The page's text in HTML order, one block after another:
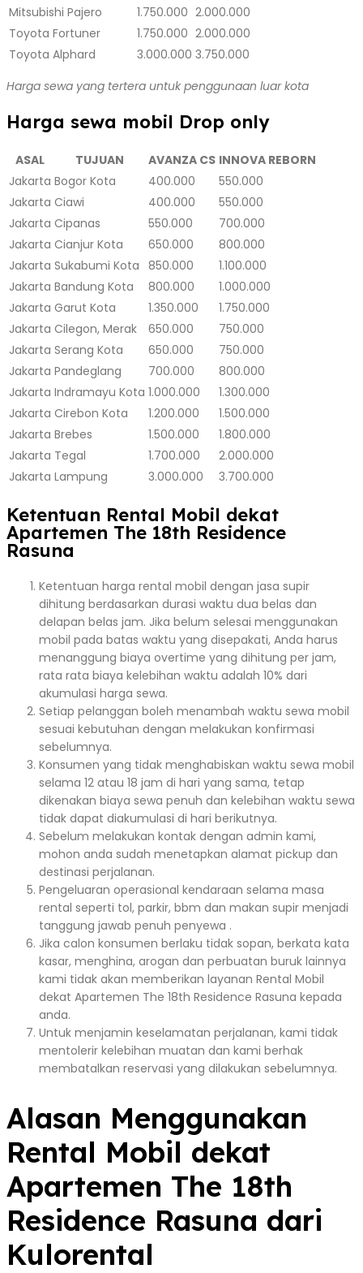
Mitsubishi Pajero
1.750.000 2.000.000
Toyota Fortuner
1.750.000 2.000.000
Toyota Alphard
3.000.000 3.750.000
Harga sewa yang tertera untuk penggunaan luar kota
Harga sewa mobil Drop only
ASAL TUJUAN AVANZA CS INNOVA REBORN
Jakarta Bogor Kota 400.000
550.000
Jakarta Ciawi 400.000
550.000
Jakarta Cipanas 550.000
700.000
Jakarta Cianjur Kota 650.000
800.000
Jakarta Sukabumi Kota 850.000
1.100.000
Jakarta Bandung Kota 800.000
1.000.000
Jakarta Garut Kota 1.350.000
1.750.000
Jakarta Cilegon, Merak 650.000
750.000
Jakarta Serang Kota 650.000
750.000
Jakarta Pandeglang 700.000
800.000
Jakarta Indramayu Kota 1.000.000
1.300.000
Jakarta Cirebon Kota 1.200.000
1.500.000
Jakarta Brebes 1.500.000
1.800.000
Jakarta Tegal 1.700.000
2.000.000
Jakarta Lampung 3.000.000 3.700.000
Ketentuan Rental Mobil dekat
Apartemen The 18th Residence
Rasuna
Ketentuan harga rental mobil dengan jasa supir
dihitung berdasarkan durasi waktu dua belas dan
delapan belas jam. Jika belum selesai menggunakan
mobil pada batas waktu yang disepakati, Anda harus
menanggung biaya overtime yang dihitung per jam,
rata rata biaya kelebihan waktu adalah 10% dari
akumulasi harga sewa.
Setiap pelanggan boleh menambah waktu sewa mobil
sesuai kebutuhan dengan melakukan konfirmasi
sebelumnya.
Konsumen yang tidak menghabiskan waktu sewa mobil
selama 12 atau 18 jam di hari yang sama, tetap
dikenakan biaya sewa penuh dan kelebihan waktu sewa
tidak dapat diakumulasi di hari berikutnya.
Sebelum melakukan kontak dengan admin kami,
mohon anda sudah menetapkan alamat pickup dan
destinasi perjalanan.
Pengeluaran operasional kendaraan selama masa
rental seperti tol, parkir, bbm dan makan supir menjadi
tanggung jawab penuh penyewa .
Jika calon konsumen berlaku tidak sopan, berkata kata
kasar, menghina, arogan dan perbuatan buruk lainnya
kami tidak akan memberikan layanan Rental Mobil
dekat Apartemen The 18th Residence Rasuna kepada
anda.
Untuk menjamin keselamatan perjalanan, kami tidak
mentolerir kelebihan muatan dan kami berhak
membatalkan reservasi yang dilakukan sebelumnya.
Alasan Menggunakan
Rental Mobil dekat
Apartemen The 18th
Residence Rasuna dari
Kulorental